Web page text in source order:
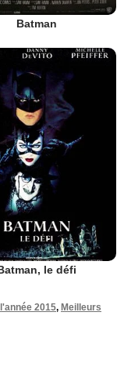
Batman
le défi
2015, Meilleurs